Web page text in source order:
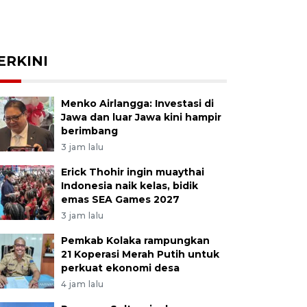
Menko Airlangga: Investasi di
Jawa dan luar Jawa kini hampir
berimbang
3 jam lalu
Erick Thohir ingin muaythai
Indonesia naik kelas, bidik
emas SEA Games 2027
3 jam lalu
Pemkab Kolaka rampungkan
21 Koperasi Merah Putih untuk
perkuat ekonomi desa
4 jam lalu